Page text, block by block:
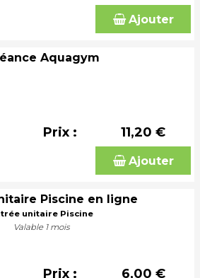
Ajouter
Aquagym
Prix : 11,20 €
Ajouter
Piscine en ligne
unitaire Piscine
Valable 1 mois
Prix : 6,00 €